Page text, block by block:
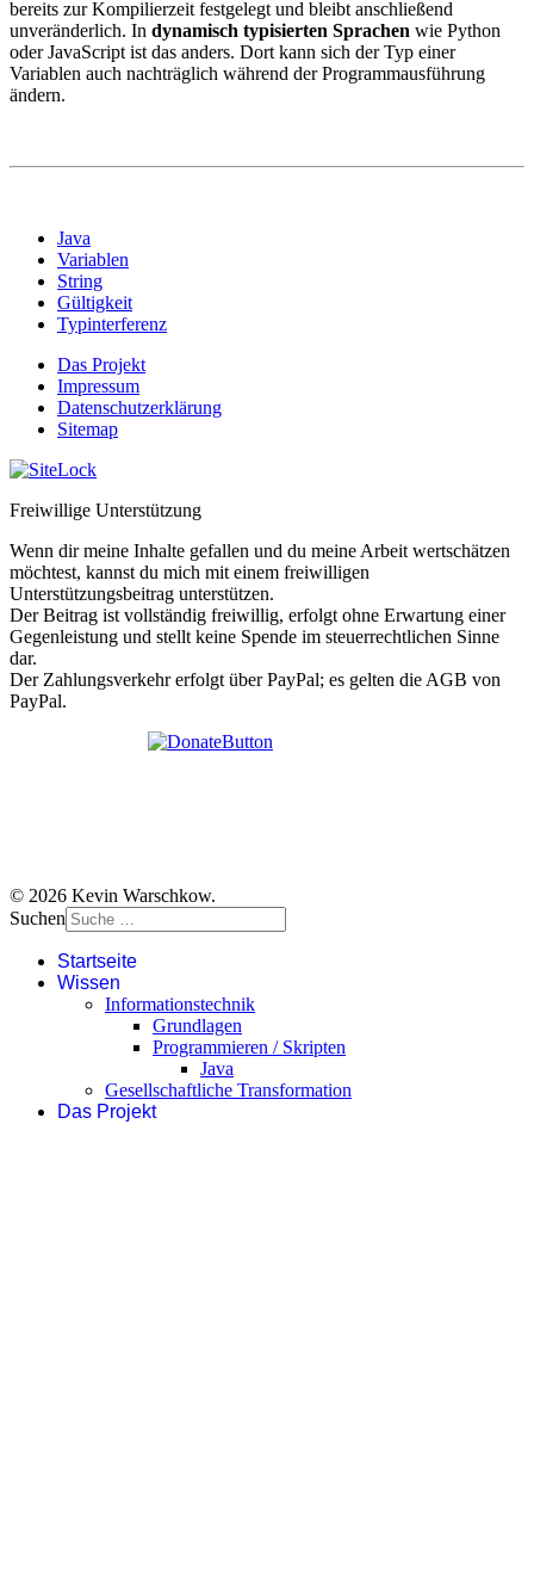
bereits zur Kompilierzeit festgelegt und bleibt anschließend
unveränderlich. In dynamisch typisierten Sprachen wie Python
oder JavaScript ist das anders. Dort kann sich der Typ einer
Variablen auch nachträglich während der Programmausführung
ändern.
Java
Variablen
String
Gültigkeit
Typinterferenz
Das Projekt
Impressum
Datenschutzerklärung
Sitemap
Freiwillige Unterstützung
Wenn dir meine Inhalte gefallen und du meine Arbeit wertschätzen
möchtest, kannst du mich mit einem freiwilligen
Unterstützungsbeitrag unterstützen.
Der Beitrag ist vollständig freiwillig, erfolgt ohne Erwartung einer
Gegenleistung und stellt keine Spende im steuerrechtlichen Sinne
dar.
Der Zahlungsverkehr erfolgt über PayPal; es gelten die AGB von
PayPal.
© 2026 Kevin Warschkow.
Suchen
Startseite
Wissen
Informationstechnik
Grundlagen
Programmieren / Skripten
Java
Gesellschaftliche Transformation
Das Projekt